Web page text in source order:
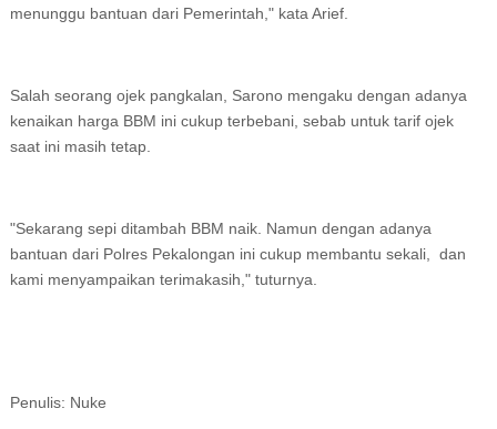
menunggu bantuan dari Pemerintah," kata Arief.
Salah seorang ojek pangkalan, Sarono mengaku dengan adanya
kenaikan harga BBM ini cukup terbebani, sebab untuk tarif ojek
saat ini masih tetap.
"Sekarang sepi ditambah BBM naik. Namun dengan adanya
bantuan dari Polres Pekalongan ini cukup membantu sekali, dan
kami menyampaikan terimakasih," tuturnya.
Penulis: Nuke